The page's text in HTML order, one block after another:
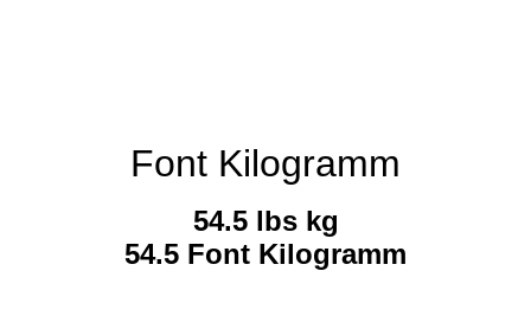
Font Kilogramm
54.5 lbs kg
54.5 Font Kilogramm